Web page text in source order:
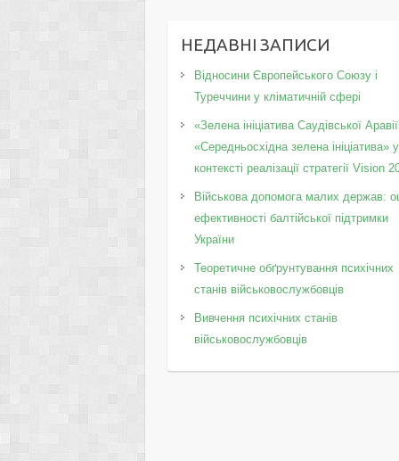
НЕДАВНІ ЗАПИСИ
Відносини Європейського Союзу і
Туреччини у кліматичній сфері
«Зелена ініціатива Саудівської
«Середньосхідна зелена ініціатива» у
контексті реалізації стратегії Vision
Військова допомога малих держав:
ефективності балтійської підтримки
України
Теоретичне обґрунтування психічних
станів військовослужбовців
Вивчення психічних станів
військовослужбовців